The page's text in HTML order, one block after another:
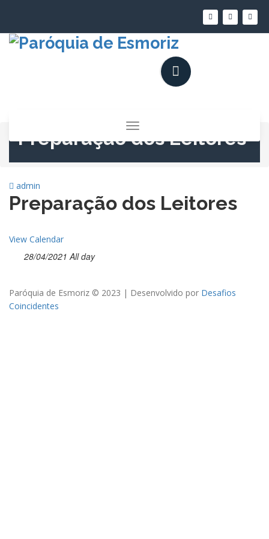
conteúdo
Alternar
a
Preparação dos Leitores
admin
Preparação dos Leitores
View Calendar
28/04/2021 All day
Paróquia de Esmoriz © 2023 | Desenvolvido por Desafios
Coincidentes